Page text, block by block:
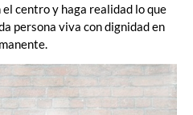
centro y haga realidad lo que
persona viva con dignidad en